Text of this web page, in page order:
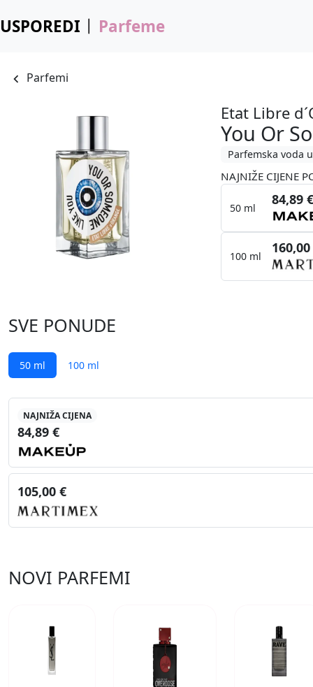
USPOREDI Parfeme
Parfemi
Etat Libre
You Or
Parfemska voda
NAJNIŽE CIJENE
50 ml
84,89
100 ml
SVE PONUDE
50 ml 100 ml
NAJNIŽA CIJENA
84,89 €
105,00 €
NOVI PARFEMI